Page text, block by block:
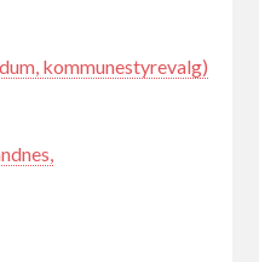
kommunestyrevalg)